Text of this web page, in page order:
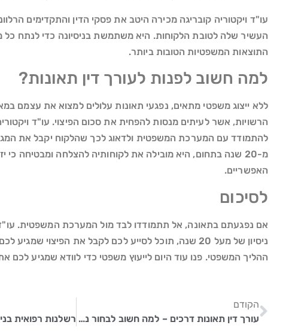
עו"ד ויקטוריה קובריגה מכירה היטב את פסקי הדין והתקדימים
העשיר שלה לטובת הלקוחות. היא משתמשת בניסיונה כדי לנתח כל
התוצאות המשפטיות הטובות ביותר.
למה חשוב לפנות לעורך דין תאונות?
ללא ייצוג משפטי מתאים, נפגעי תאונות עלולים למצוא את עצמם
הרשויות, אשר לעיתים מנסות להפחית את סכום הפיצוי. עו"ד
להתמודד עם המערכת המשפטית ולדאוג לכך שהלקוח יקבל את
מ-20 שנה בתחום, היא מובילה את לקוחותיה להצלחה ומבטיחה כי
האפשריים.
לסיכום
אם נפגעתם בתאונה, אל תתמודדו לבד מול המערכת המשפטית. עו"ד
ניסיון של מעל 20 שנה, תוכל לסייע לכם לקבל את הפיצוי
ההליך המשפטי. פנו עוד היום לייעוץ משפטי כדי לוודא שמגיע לכם
הקודם
עורך דין תאונות דרכים – למה חשוב לבחור נכון?